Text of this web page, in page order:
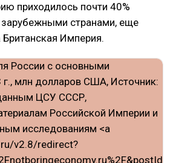
приходилось почти 40%
зарубежными странами, еще
Империя.